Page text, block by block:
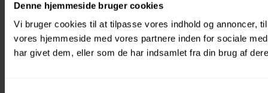
Denne hjemmeside bruger cookies
Vi bruger cookies til at tilpasse vores indhold og annoncer,
vores hjemmeside med vores partnere inden for sociale
har givet dem, eller som de har indsamlet fra din brug af